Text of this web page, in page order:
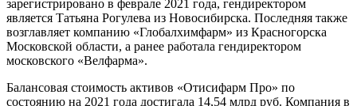
зарегистрировано в феврале 2021 года, гендиректором
является Татьяна Рогулева из Новосибирска. Последняя также
возглавляет компанию «Глобалхимфарм» из Красногорска
Московской области, а ранее работала гендиректором
московского «Велфарма».
Балансовая стоимость активов «Отисифарм Про» по
состоянию на 2021 года достигала 14,54 млрд руб. Компания в